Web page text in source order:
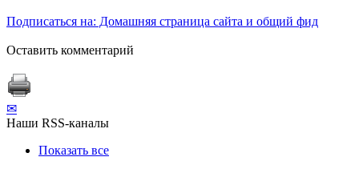
Подписаться на: Домашняя страница сайта и общий фид
Оставить комментарий
✉
Наши RSS-каналы
Показать все